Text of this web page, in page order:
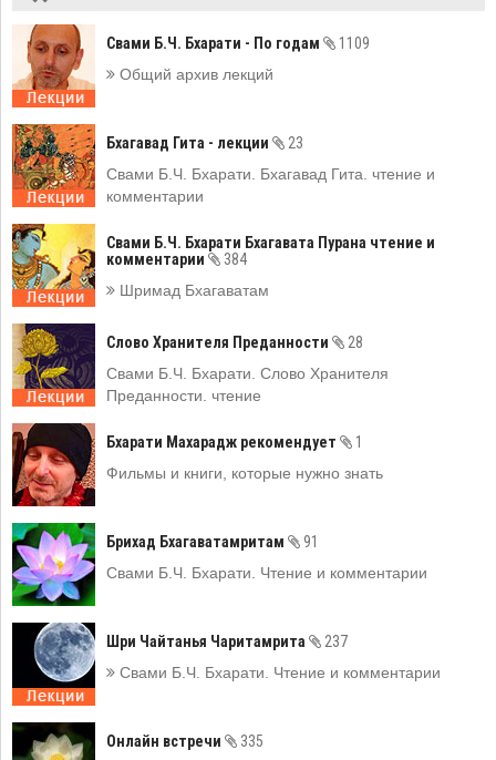
Свами Б.Ч. Бхарати - По годам
1109
Общий архив лекций
Бхагавад Гита - лекции
23
Свами Б.Ч. Бхарати. Бхагавад Гита. чтение и
комментарии
Свами Б.Ч. Бхарати Бхагавата Пурана чтение и
комментарии
384
Шримад Бхагаватам
Слово Хранителя Преданности
28
Свами Б.Ч. Бхарати. Слово Хранителя
Преданности. чтение
Бхарати Махарадж рекомендует
1
Фильмы и книги, которые нужно знать
Брихад Бхагаватамритам
91
Свами Б.Ч. Бхарати. Чтение и комментарии
Шри Чайтанья Чаритамрита
237
Свами Б.Ч. Бхарати. Чтение и комментарии
Онлайн встречи 335